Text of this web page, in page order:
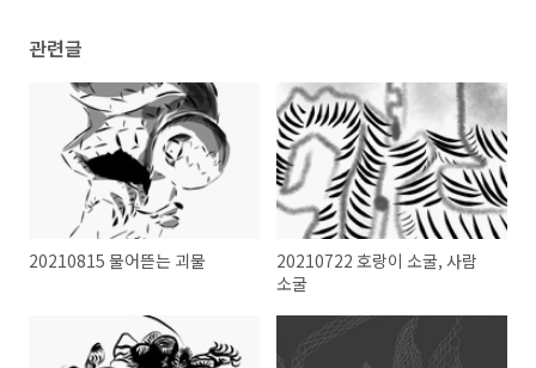
관련글
20210815 물어뜯는 괴물
20210722 호랑이 소굴, 사람
소굴